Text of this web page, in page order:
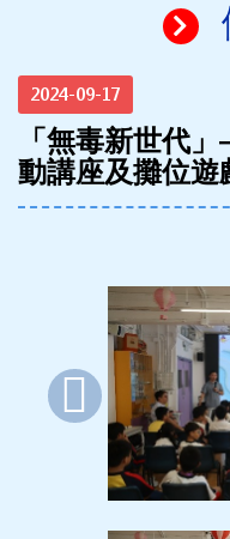
2024-09-17
「無毒新世代
動講座及攤位遊